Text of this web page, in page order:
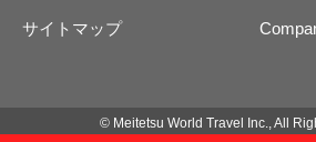
サイトマップ
© Meitetsu World Travel Inc., All